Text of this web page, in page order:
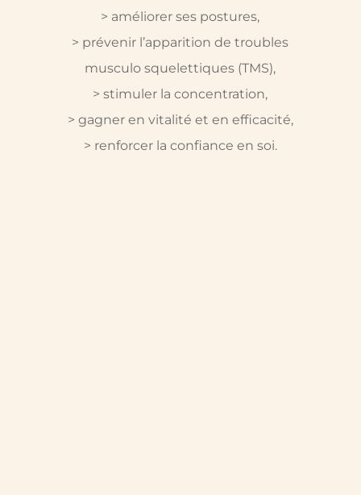
> améliorer ses postures,
> prévenir l’apparition de troubles
musculo squelettiques (TMS),
> stimuler la concentration,
> gagner en vitalité et en efficacité,
> renforcer la confiance en soi.